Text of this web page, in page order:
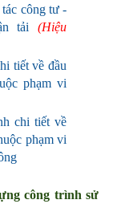
công tư -
tải(Hiệu
tiết về đầu
phạm vi
chi tiết về
phạm vi
công trình sử